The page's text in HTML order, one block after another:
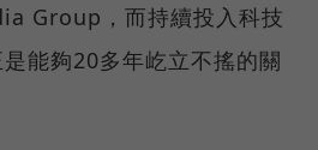
Group，而持續投入科技
能夠20多年屹立不搖的關